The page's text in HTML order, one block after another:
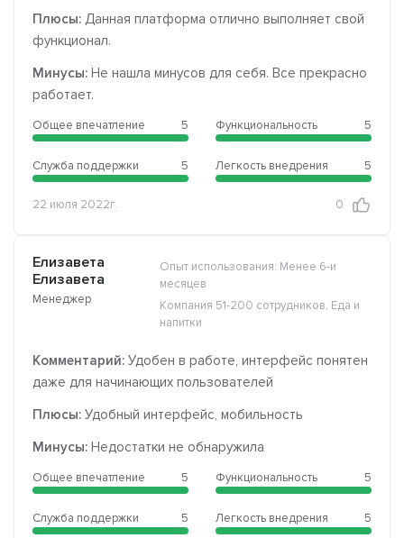
Плюсы: Данная платформа отлично выполняет свой
функционал.
Минусы: Не нашла минусов для себя. Все прекрасно
работает.
Общее впечатление 5
Служба поддержки 5
Функциональность 5
Легкость внедрения 5
22 июля 2022г. 0
Елизавета
Елизавета
Менеджер
Опыт использования: Менее 6-и
месяцев
Компания 51-200 сотрудников, Еда и
напитки
Комментарий: Удобен в работе, интерфейс понятен
даже для начинающих пользователей
Плюсы: Удобный интерфейс, мобильность
Минусы: Недостатки не обнаружила
Общее впечатление 5
Служба поддержки 5
Функциональность 5
Легкость внедрения 5